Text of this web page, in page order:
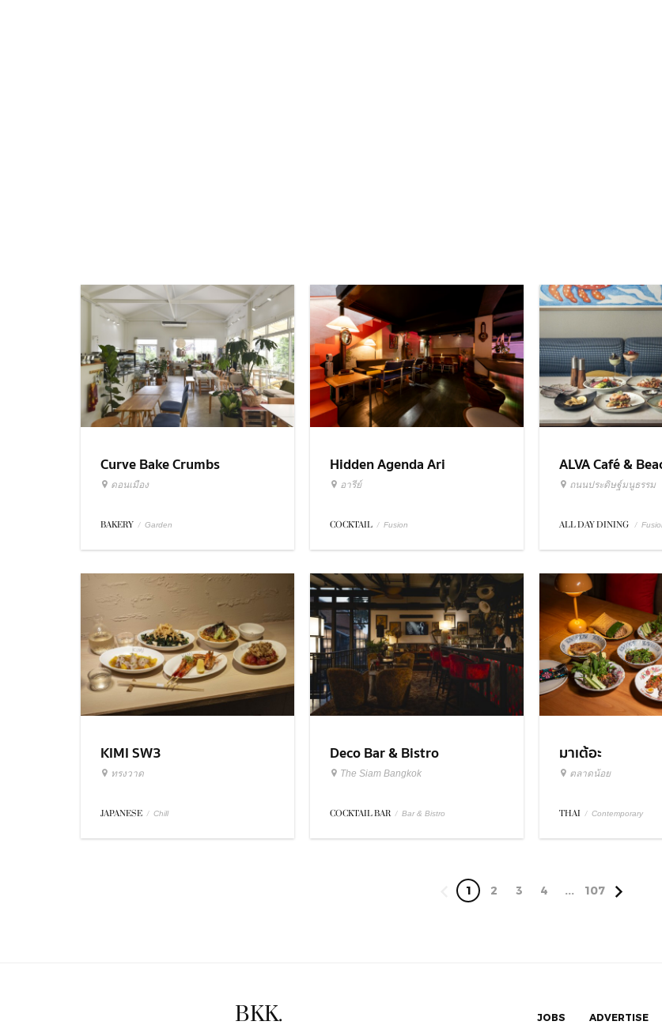
Curve Bake Crumbs
ดอนเมือง
BAKERY / Garden
Hidden Agenda Ari
อารีย์
COCKTAIL / Fusion
ALVA Café &
ถนนประดิษฐ์มนูธรรม
ALL DAY DINING /
KIMI SW3
ทรงวาด
JAPANESE / Chill
Deco Bar & Bistro
The Siam Bangkok
COCKTAIL BAR / Bar & Bistro
มาเต้อะ
ตลาดน้อย
THAI / Contemporary
1 2 3 4 ... 107
BKK. JOBS ADVERTISE